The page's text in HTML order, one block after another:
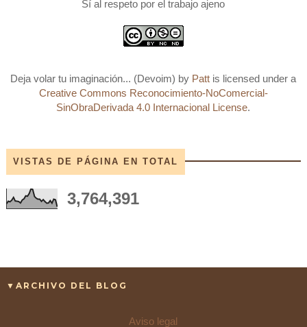
Sí al respeto por el trabajo ajeno
Deja volar tu imaginación... (Devoim) by Patt is licensed under a
Creative Commons Reconocimiento-NoComercial-
SinObraDerivada 4.0 Internacional License.
VISTAS DE PÁGINA EN TOTAL
3,764,391
▼ARCHIVO DEL BLOG
Aviso legal